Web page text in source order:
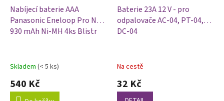
Nabíjecí baterie AAA
Panasonic Eneloop Pro N
930 mAh Ni-MH 4ks Blistr
Skladem (< 5 ks)
540 Kč
Baterie 23A 12 V - pro
odpalovače AC-04, PT-04,
DC-04
Na cestě
32 Kč